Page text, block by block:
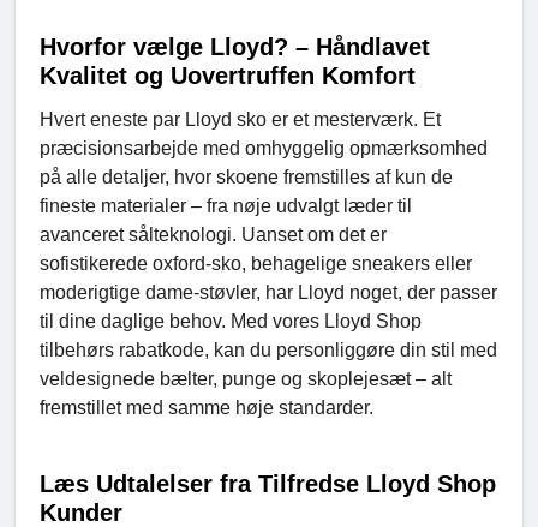
Hvorfor vælge Lloyd? – Håndlavet
Kvalitet og Uovertruffen Komfort
Hvert eneste par Lloyd sko er et mesterværk. Et
præcisionsarbejde med omhyggelig opmærksomhed
på alle detaljer, hvor skoene fremstilles af kun de
fineste materialer – fra nøje udvalgt læder til
avanceret sålteknologi. Uanset om det er
sofistikerede oxford-sko, behagelige sneakers eller
moderigtige dame-støvler, har Lloyd noget, der passer
til dine daglige behov. Med vores Lloyd Shop
tilbehørs rabatkode, kan du personliggøre din stil med
veldesignede bælter, punge og skoplejesæt – alt
fremstillet med samme høje standarder.
Læs Udtalelser fra Tilfredse Lloyd Shop
Kunder